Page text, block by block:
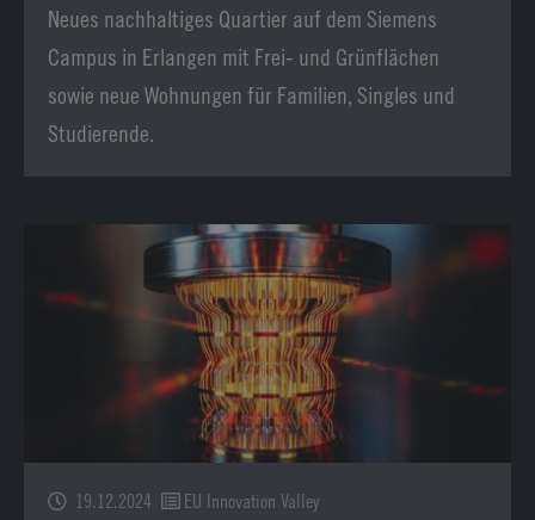
Neues nachhaltiges Quartier auf dem Siemens
Campus in Erlangen mit Frei- und Grünflächen
sowie neue Wohnungen für Familien, Singles und
Studierende.
19.12.2024 EU Innovation Valley